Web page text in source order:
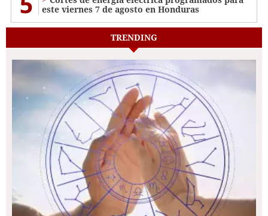
este viernes 7 de agosto en Honduras
TRENDING